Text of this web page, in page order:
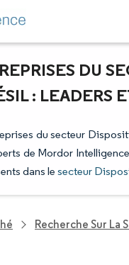
DU
: LEADERS
du secteur
de Mordor
dans le secteur
Recherche Sur La